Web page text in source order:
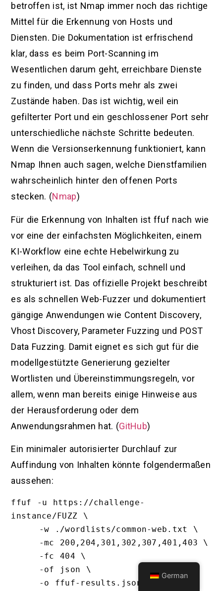
betroffen ist, ist Nmap immer noch das richtige
Mittel für die Erkennung von Hosts und
Diensten. Die Dokumentation ist erfrischend
klar, dass es beim Port-Scanning im
Wesentlichen darum geht, erreichbare Dienste
zu finden, und dass Ports mehr als zwei
Zustände haben. Das ist wichtig, weil ein
gefilterter Port und ein geschlossener Port sehr
unterschiedliche nächste Schritte bedeuten.
Wenn die Versionserkennung funktioniert, kann
Nmap Ihnen auch sagen, welche Dienstfamilien
wahrscheinlich hinter den offenen Ports
stecken. (Nmap)
Für die Erkennung von Inhalten ist ffuf nach wie
vor eine der einfachsten Möglichkeiten, einem
KI-Workflow eine echte Hebelwirkung zu
verleihen, da das Tool einfach, schnell und
strukturiert ist. Das offizielle Projekt beschreibt
es als schnellen Web-Fuzzer und dokumentiert
gängige Anwendungen wie Content Discovery,
Vhost Discovery, Parameter Fuzzing und POST
Data Fuzzing. Damit eignet es sich gut für die
modellgestützte Generierung gezielter
Wortlisten und Übereinstimmungsregeln, vor
allem, wenn man bereits einige Hinweise aus
der Herausforderung oder dem
Anwendungsrahmen hat. (GitHub)
Ein minimaler autorisierter Durchlauf zur
Auffindung von Inhalten könnte folgendermaßen
aussehen:
ffuf -u https://challenge-
instance/FUZZ \
German